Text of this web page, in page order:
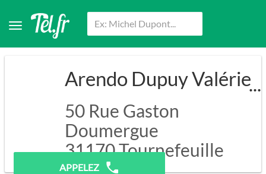
Arendo Dupuy Valérie
50 Rue Gaston
Doumergue
31170Tournefeuille
APPELEZ